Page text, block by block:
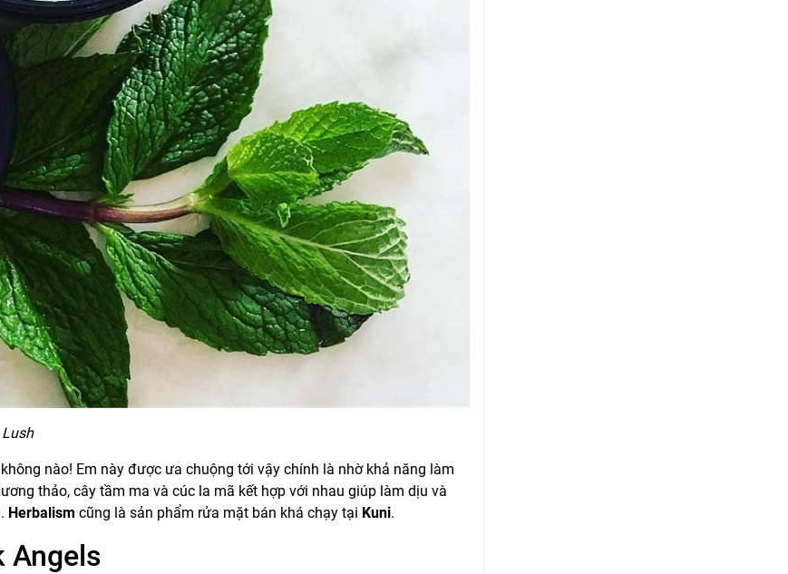
Lush
nào! Em này được ưa chuộng tới vậy chính là nhờ khả năng làm
thảo, cây tầm ma và cúc la mã kết hợp với nhau giúp làm dịu và
Herbalism cũng là sản phẩm rửa mặt bán khá chạy tại Kuni.
Angels